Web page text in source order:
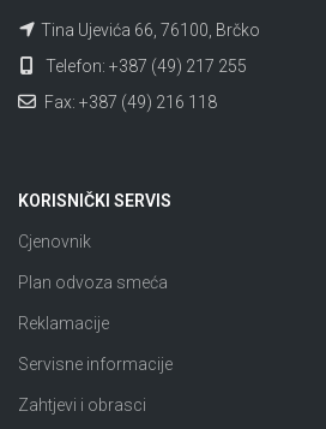
Tina Ujevića 66, 76100, Brčko
Telefon: +387 (49) 217 255
Fax: +387 (49) 216 118
KORISNIČKI SERVIS
Cjenovnik
Plan odvoza smeća
Reklamacije
Servisne informacije
Zahtjevi i obrasci